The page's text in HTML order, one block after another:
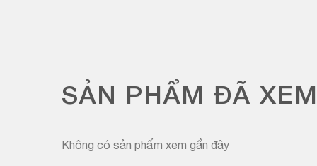
SẢN PHẨM ĐÃ XEM
Không có sản phẩm xem gần đây